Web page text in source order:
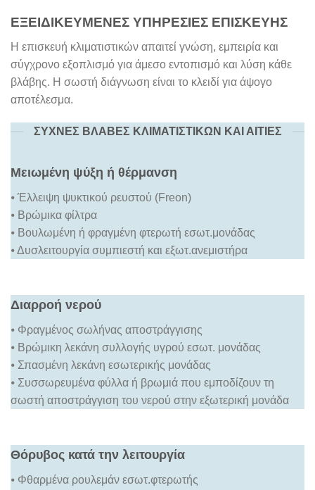
ΕΞΕΙΔΙΚΕΥΜΕΝΕΣ ΥΠΗΡΕΣΙΕΣ ΕΠΙΣΚΕΥΗΣ
Η επισκευή κλιματιστικών απαιτεί γνώση, εμπειρία και
σύγχρονο εξοπλισμό για άμεσο εντοπισμό και λύση κάθε
βλάβης. Η σωστή διάγνωση είναι το κλειδί για άψογο
αποτέλεσμα.
ΣΥΧΝΕΣ ΒΛΑΒΕΣ ΚΛΙΜΑΤΙΣΤΙΚΩΝ ΚΑΙ ΑΙΤΙΕΣ
Μειωμένη ψύξη ή θέρμανση
⦁ Έλλειψη ψυκτικού ρευστού (Freon)
⦁ Βρώμικα φίλτρα
⦁ Βουλωμένη ή φραγμένη φτερωτή εσωτ.μονάδας
⦁ Δυσλειτουργία συμπιεστή και εξωτ.ανεμιστήρα
Διαρροή νερού
⦁ Φραγμένος σωλήνας αποστράγγισης
⦁ Βρώμικη λεκάνη συλλογής υγρού εσωτ. μονάδας
⦁ Σπασμένη λεκάνη εσωτερικής μονάδας
⦁ Συσσωρευμένα φύλλα ή βρωμιά που εμποδίζουν τη
σωστή αποστράγγιση του νερού στην εξωτερική μονάδα
Θόρυβος κατά την λειτουργία
⦁ Φθαρμένα ρουλεμάν εσωτ.φτερωτής